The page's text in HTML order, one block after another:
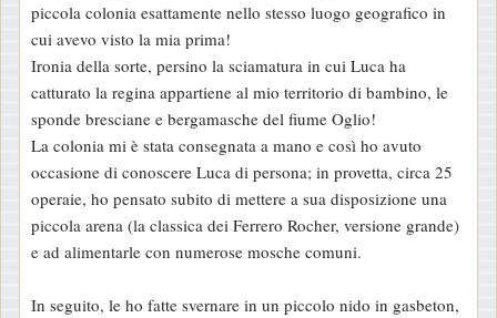
piccola colonia esattamente nello stesso luogo geografico in
cui avevo visto la mia prima!
Ironia della sorte, persino la sciamatura in cui Luca ha
catturato la regina appartiene al mio territorio di bambino, le
sponde bresciane e bergamasche del fiume Oglio!
La colonia mi è stata consegnata a mano e così ho avuto
occasione di conoscere Luca di persona; in provetta, circa 25
operaie, ho pensato subito di mettere a sua disposizione una
piccola arena (la classica dei Ferrero Rocher, versione grande)
e ad alimentarle con numerose mosche comuni.
In seguito, le ho fatte svernare in un piccolo nido in gasbeton,